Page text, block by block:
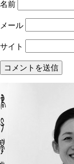
名前
メール
サイト